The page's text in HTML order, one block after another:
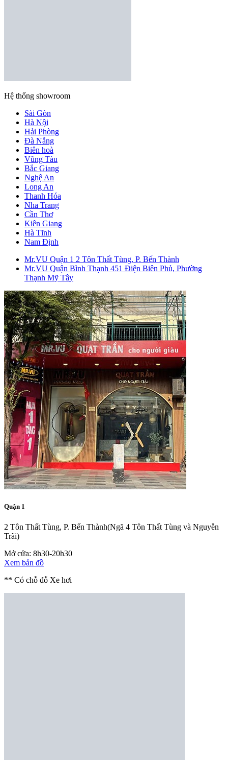
Hệ thống showroom
Sài Gòn
Hà Nội
Hải Phòng
Đà Nẵng
Biên hoà
Vũng Tàu
Bắc Giang
Nghệ An
Long An
Thanh Hóa
Nha Trang
Cần Thơ
Kiên Giang
Hà Tĩnh
Nam Định
Mr.VU Quận 1 2 Tôn Thất Tùng, P. Bến Thành
Mr.VU Quận Bình Thạnh 451 Điện Biên Phủ, Phường
Thạnh Mỹ Tây
Quận 1
2 Tôn Thất Tùng, P. Bến Thành(Ngã 4 Tôn Thất Tùng và Nguyễn
Trãi)
Mở cửa: 8h30-20h30
Xem bản đồ
** Có chỗ đỗ Xe hơi